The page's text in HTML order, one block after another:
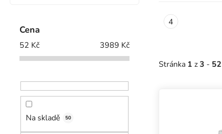
Cena
52 Kč 3989 Kč
Na skladě 50
Stránka 1 z3 - 52